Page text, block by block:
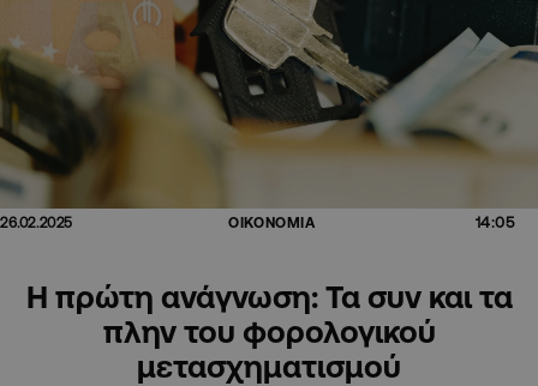
26.02.2025 ΟΙΚΟΝΟΜΙΑ 14:05
Η πρώτη ανάγνωση: Τα συν και τα
πλην του φορολογικού
μετασχηματισμού